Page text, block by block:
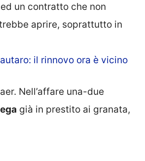
un contratto che non
aprire, soprattutto in
il rinnovo ora è vicino
Nell’affare una-due
già in prestito ai granata,